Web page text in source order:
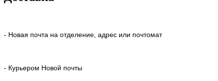
- Новая почта на отделение, адрес или почтомат
- Курьером Новой почты